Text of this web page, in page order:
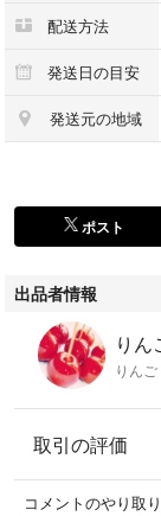
配送方法
発送日の目安
発送元の地域
ポスト
出品者情報
りん
りんご
取引の評価
コメントのやり取